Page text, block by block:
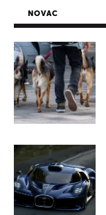
NOVAC